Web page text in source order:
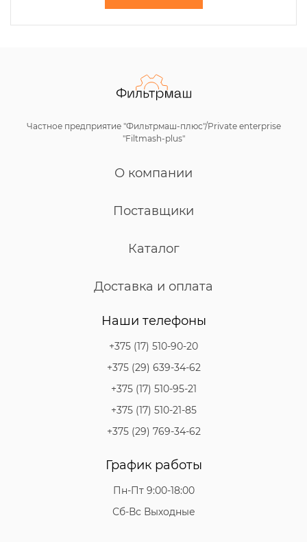
Частное предприятие "Фильтрмаш-плюс"/Private enterprise
"Filtmash-plus"
О компании
Поставщики
Каталог
Доставка и оплата
Наши телефоны
+375 (17) 510-90-20
+375 (29) 639-34-62
+375 (17) 510-95-21
+375 (17) 510-21-85
+375 (29) 769-34-62
График работы
Пн-Пт 9:00-18:00
Сб-Вс Выходные